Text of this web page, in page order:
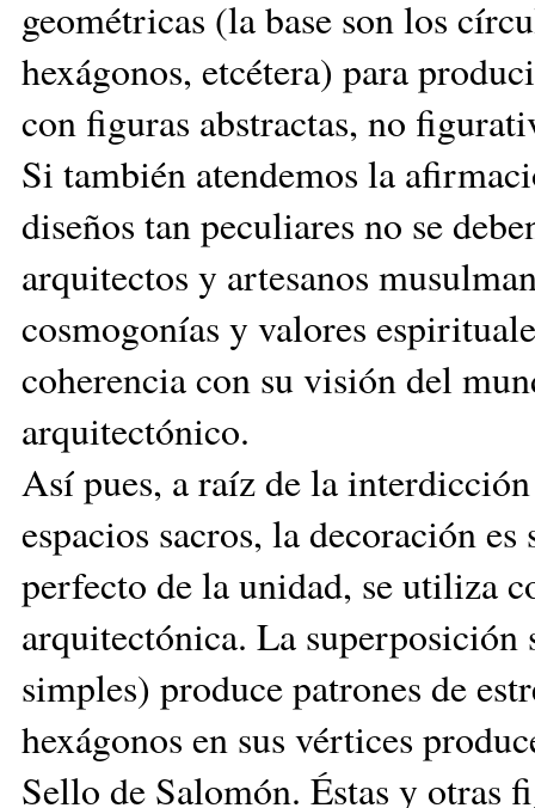
geométricas (la base son los
hexágonos, etcétera) para
con figuras abstractas, no
Si también atendemos la
diseños tan peculiares no se
arquitectos y artesanos
cosmogonías y valores
coherencia con su visión del
arquitectónico.
Así pues, a raíz de la
espacios sacros, la decoración
perfecto de la unidad, se utiliza
arquitectónica. La
simples) produce patrones de
hexágonos en sus vértices
Sello de Salomón. Éstas y otras